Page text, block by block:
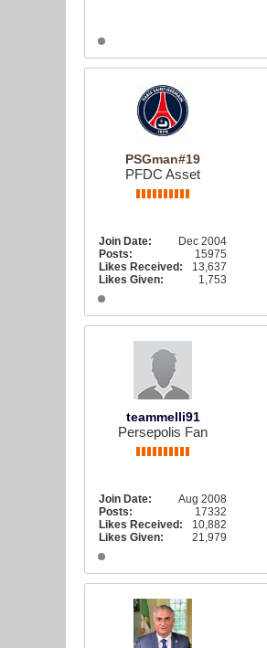
PSGman#19
PFDC Asset
Join Date:
Dec 2004
Posts:
15975
Likes Received:
13,637
Likes Given:
1,753
teammelli91
Persepolis Fan
Join Date:
Aug 2008
Posts:
17332
Likes Received:
10,882
Likes Given:
21,979